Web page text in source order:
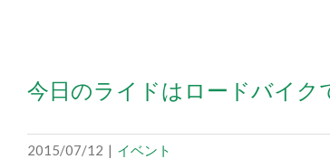
今日のライドはロードバイク
2015/07/12 | イベント